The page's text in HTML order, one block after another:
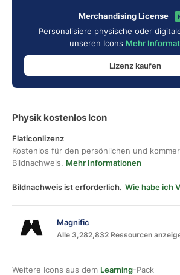
Merchandising License
Personalisiere physische oder
unseren Icons Mehr
Lizenz kaufen
Physik kostenlos Icon
Flaticonlizenz
Kostenlos für den persönlichen und
Bildnachweis. Mehr Informationen
Bildnachweis ist erforderlich. Wie habe ich
Magnific
Alle 3,282,832 Ressourcen
Weitere Icons aus dem Learning-Pack